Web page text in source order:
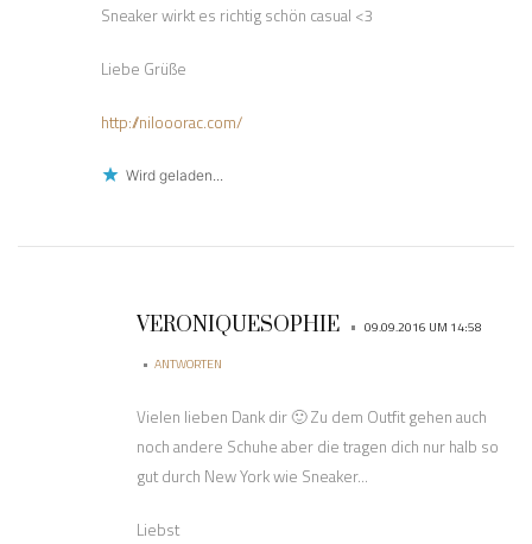
Sneaker wirkt es richtig schön casual <3
Liebe Grüße
http://nilooorac.com/
Wird geladen...
VERONIQUESOPHIE • 09.09.2016 UM 14:58
• ANTWORTEN
Vielen lieben Dank dir 🙂 Zu dem Outfit gehen auch
noch andere Schuhe aber die tragen dich nur halb so
gut durch New York wie Sneaker…
Liebst